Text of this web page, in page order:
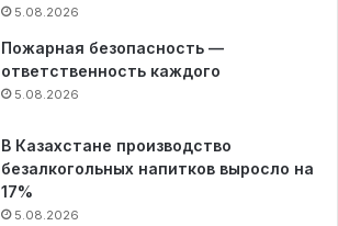
5.08.2026
Пожарная безопасность —
ответственность каждого
5.08.2026
В Казахстане производство
безалкогольных напитков выросло на
17%
5.08.2026